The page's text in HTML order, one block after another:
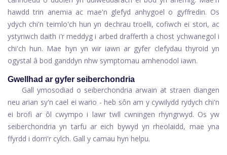
hawdd trin anemia ac mae'n glefyd anhygoel o gyffredin. Os
ydych chi'n teimlo'ch hun yn dechrau troelli, cofiwch ei stori, ac
ystyriwch daith i'r meddyg i arbed drafferth a chost ychwanegol i
chi'ch hun. Mae hyn yn wir iawn ar gyfer clefydau thyroid yn
ogystal â bod ganddyn nhw symptomau amhenodol iawn.
Gwellhad ar gyfer seiberchondria
Gall ymosodiad o seiberchondria arwain at straen diangen
neu arian sy'n cael ei wario - heb sôn am y cywilydd rydych chi'n
ei brofi ar ôl cwympo i lawr twll cwningen rhyngrwyd. Os yw
seiberchondria yn tarfu ar eich bywyd yn rheolaidd, mae yna
ffyrdd i dorri'r cylch. Gall y camau hyn helpu.